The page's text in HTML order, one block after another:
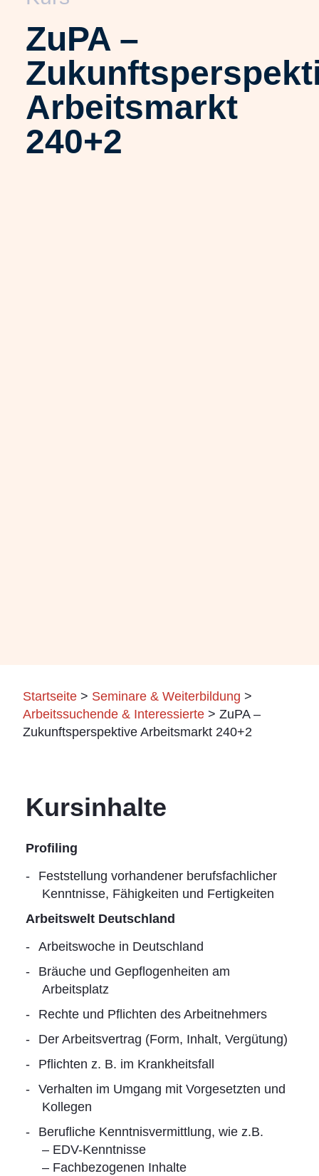
ZuPA –
Arbeitsmarkt
240+2
Startseite > Seminare & Weiterbildung >
Arbeitssuchende & Interessierte > ZuPA –
Zukunftsperspektive Arbeitsmarkt 240+2
Kursinhalte
Profiling
Feststellung vorhandener berufsfachlicher
Kenntnisse, Fähigkeiten und Fertigkeiten
Arbeitswelt Deutschland
Arbeitswoche in Deutschland
Bräuche und Gepflogenheiten am
Arbeitsplatz
Rechte und Pflichten des Arbeitnehmers
Der Arbeitsvertrag (Form, Inhalt, Vergütung)
Pflichten z. B. im Krankheitsfall
Verhalten im Umgang mit Vorgesetzten und
Kollegen
Berufliche Kenntnisvermittlung, wie z.B.
– EDV-Kenntnisse
– Fachbezogenen Inhalte